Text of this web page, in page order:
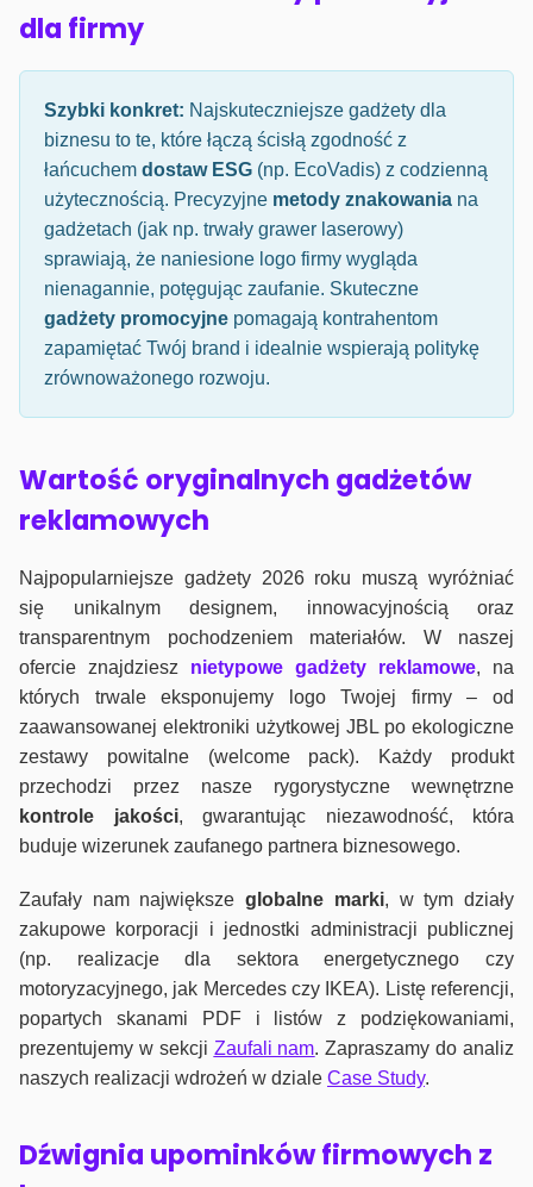
dla firmy
Szybki konkret: Najskuteczniejsze gadżety dla
biznesu to te, które łączą ścisłą zgodność z
łańcuchem dostaw ESG (np. EcoVadis) z codzienną
użytecznością. Precyzyjne metody znakowania na
gadżetach (jak np. trwały grawer laserowy)
sprawiają, że naniesione logo firmy wygląda
nienagannie, potęgując zaufanie. Skuteczne
gadżety promocyjne pomagają kontrahentom
zapamiętać Twój brand i idealnie wspierają politykę
zrównoważonego rozwoju.
Wartość oryginalnych gadżetów
reklamowych
Najpopularniejsze gadżety 2026 roku muszą wyróżniać
się unikalnym designem, innowacyjnością oraz
transparentnym pochodzeniem materiałów. W naszej
ofercie znajdziesz nietypowe gadżety reklamowe, na
których trwale eksponujemy logo Twojej firmy – od
zaawansowanej elektroniki użytkowej JBL po ekologiczne
zestawy powitalne (welcome pack). Każdy produkt
przechodzi przez nasze rygorystyczne wewnętrzne
kontrole jakości, gwarantując niezawodność, która
buduje wizerunek zaufanego partnera biznesowego.
Zaufały nam największeglobalne marki, w tym działy
zakupowe korporacji i jednostki administracji publicznej
(np. realizacje dla sektora energetycznego czy
motoryzacyjnego, jak Mercedes czy IKEA). Listę referencji,
popartych skanami PDF i listów z podziękowaniami,
prezentujemy w sekcji Zaufali nam. Zapraszamy do analiz
naszych realizacji wdrożeń w dziale Case Study.
Dźwignia upominków firmowych z